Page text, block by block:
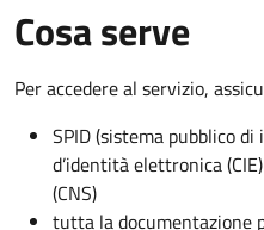
Cosa serve
Per accedere al servizio,
SPID (sistema pubblico
d’identità elettronica
(CNS)
tutta la documentazione